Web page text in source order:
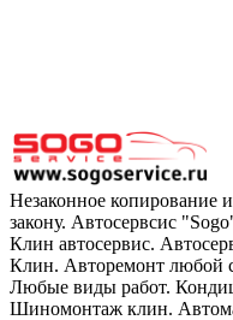
Незаконное копирование
закону. Автосервсис
Клин автосервис.
Клин. Авторемонт любой
Любые виды работ.
Шиномонтаж клин.